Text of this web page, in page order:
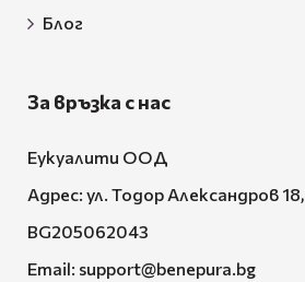
Блог
За връзка с нас
Еукуалити ООД
Адрес: ул. Тодор Александров
BG205062043
Email: support@benepura.bg